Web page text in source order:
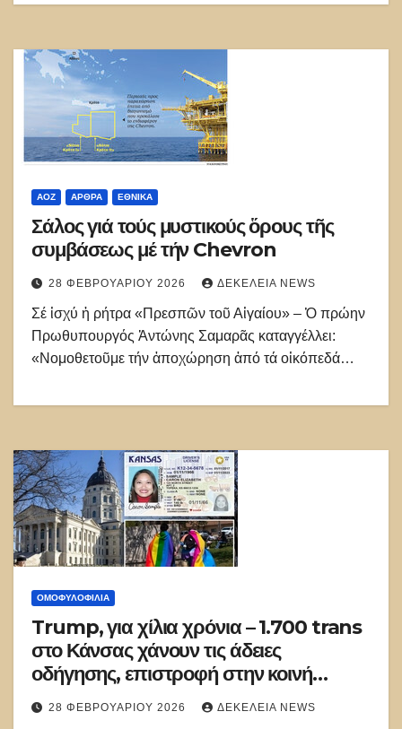
ΑΟΖ ΑΡΘΡΑ ΕΘΝΙΚΑ
Σάλος γιά τούς μυστικούς ὅρους τῆς
συμβάσεως μέ τήν Chevron
28 ΦΕΒΡΟΥΑΡΊΟΥ 2026 ΔΕΚΈΛΕΙΑ NEWS
Σέ ἰσχύ ἡ ρήτρα «Πρεσπῶν τοῦ Αἰγαίου» – Ὁ πρώην
Πρωθυπουργός Ἀντώνης Σαμαρᾶς καταγγέλλει:
«Νομοθετοῦμε τήν ἀποχώρηση ἀπό τά οἰκόπεδά…
ΟΜΟΦΥΛΟΦΙΛΊΑ
Trump, για χίλια χρόνια – 1.700 trans
στο Κάνσας χάνουν τις άδειες
οδήγησης, επιστροφή στην κοινή
λογική με 2 φύλα
28 ΦΕΒΡΟΥΑΡΊΟΥ 2026 ΔΕΚΈΛΕΙΑ NEWS